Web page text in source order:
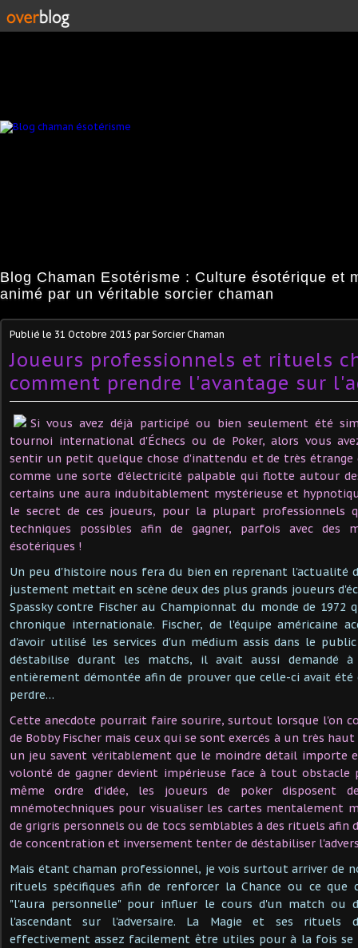
Blog Chaman Esotérisme : Culture ésotérique et
animé par un véritable sorcier chaman
Publié le 31 Octobre 2015 par Sorcier Chaman
Joueurs professionnels et rituels
comment prendre l'avantage sur
Si vous avez déjà participé ou bien seulement été
tournoi internationald'Échecs ou de Poker, alors vous
sentir un petit quelque chose d'inattendu et de très étrange
comme une sorte d'électricité palpable qui flotte autour
certains une aura indubitablement mystérieuse et
le secret de ces joueurs, pour la plupart professionnels
techniques possibles afin de gagner, parfois avec des
ésotériques !
Un peu d'histoire nous fera du bien en reprenant l'actualité
justement mettait en scène deux des plus grands joueurs
Spassky contre Fischer au Championnat du monde de 1972
chronique internationale. Fischer, de l'équipe américaine
d'avoir utilisé les services d'un médium assis dans le
déstabilise durant les matchs, il avait aussi demandé
entièrement démontée afin de prouver que celle-ci avait
perdre…
Cette anecdote pourrait faire sourire, surtout lorsque l'on
de Bobby Fischer mais ceux qui se sont exercés à un très
un jeu savent véritablement que le moindre détail importe
volonté de gagner devient impérieuse face à tout obstacle
même ordre d'idée, les joueurs de poker disposent
mnémotechniques pour visualiser les cartes mentalement
de grigris personnels ou de tocs semblables à des rituels afin
de concentration et inversement tenter de déstabiliser
Mais étant chaman professionnel, je vois surtout arriver de
rituels spécifiques afin de renforcer la Chance ou ce que
"l'aura personnelle" pour influer le cours d'un match ou
l'ascendant sur l'adversaire. La Magie et ses rituels
effectivement assez facilement être utiles pour à la fois se